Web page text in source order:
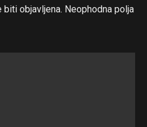
biti objavljena. Neophodna polja